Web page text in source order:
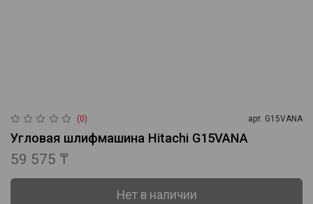
(0) арт. G15VANA
Угловая шлифмашина Hitachi G15VANA
59 575 ₸
Нет в наличии